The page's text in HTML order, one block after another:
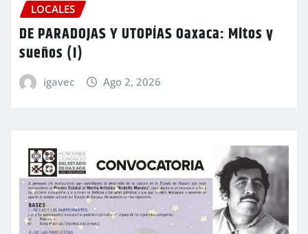
LOCALES
DE PARADOJAS Y UTOPÍAS Oaxaca: Mitos y
sueños (I)
igavec Ago 2, 2026